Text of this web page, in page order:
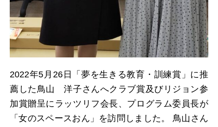
2022年5月26日「夢を生きる教育・訓練賞」に推
薦した鳥山 洋子さんへクラブ賞及びリジョン参
加賞贈呈にラッツリフ会長、プログラム委員長が
「女のスペースおん」を訪問しました。 鳥山さん